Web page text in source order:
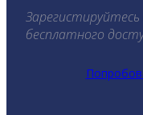
бесплатного